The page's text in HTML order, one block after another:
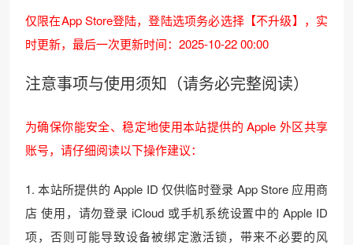
仅限在App Store登陆，登陆选项务必选择【不升级】，实
时更新，最后一次更新时间：2025-10-22 00:00
注意事项与使用须知（请务必完整阅读）
为确保你能安全、稳定地使用本站提供的 Apple 外区共享
账号，请仔细阅读以下操作建议：
1. 本站所提供的 Apple ID 仅供临时登录 App Store 应用商
店 使用，请勿登录 iCloud 或手机系统设置中的 Apple ID
项，否则可能导致设备被绑定激活锁，带来不必要的风